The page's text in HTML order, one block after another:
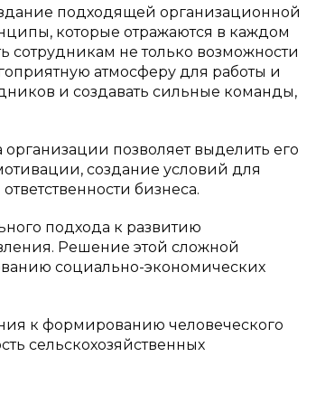
подходящей организационной
которые отражаются в каждом
сотрудникам не только возможности
атмосферу для работы и
и создавать сильные команды,
позволяет выделить его
создание условий для
бизнеса.
подхода к развитию
Решение этой сложной
социально-экономических
к формированию человеческого
сельскохозяйственных